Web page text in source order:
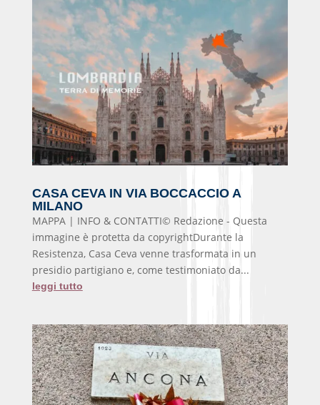
CASA CEVA IN VIA BOCCACCIO A
MILANO
MAPPA | INFO & CONTATTI© Redazione - Questa
immagine è protetta da copyrightDurante la
Resistenza, Casa Ceva venne trasformata in un
presidio partigiano e, come testimoniato da...
leggi tutto